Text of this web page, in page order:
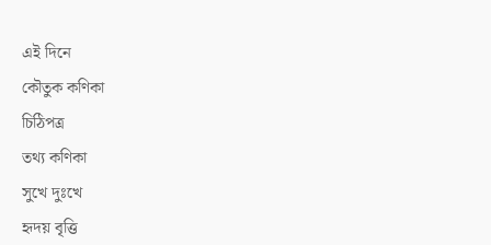
এই দিনে
কৌতুক কণিকা
চিঠিপত্র
তথ্য কণিকা
সুখে দুঃখে
হৃদয় বৃত্তি